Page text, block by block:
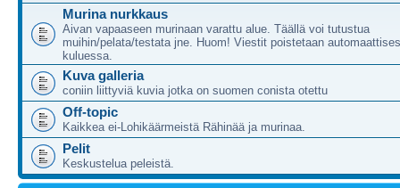
Murina nurkkaus
Aivan vapaaseen murinaan varattu alue. Täällä voi tutustua
muihin/pelata/testata jne. Huom! Viestit poistetaan
kuluessa.
Kuva galleria
coniin liittyviä kuvia jotka on suomen conista otettu
Off-topic
Kaikkea ei-Lohikäärmeistä Rähinää ja murinaa.
Pelit
Keskustelua peleistä.